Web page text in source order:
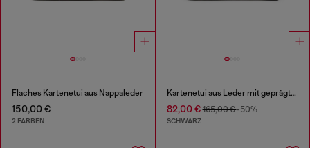
Flaches Kartenetui aus Nappaleder
150,00 €
2 FARBEN
Kartenetui aus Leder mit geprägtem Kettenmotiv
82,00 €165,00 €-50%
SCHWARZ